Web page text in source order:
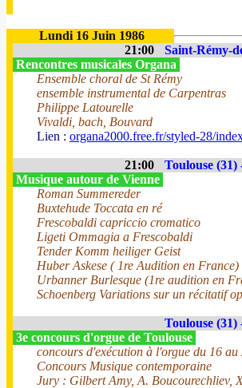
Lundi 16 Juin 1986
21:00
Saint-Rémy-
Rencontres musicales Organa
Ensemble choral de St Rémy
ensemble instrumental de Carpentras
Philippe Latourelle
Vivaldi, bach, Bouvard
Lien : organa2000.free.fr/styled-28/
21:00 Toulouse (31)
Musique autour de Vienne
Roman Summereder
Buxtehude Toccata en ré
Frescobaldi capriccio cromatico
Ligeti Ommagia a Frescobaldi
Tender Komm heiliger Geist
Huber Askese ( 1re Audition en France)
Urbanner Burlesque (1re audition en
Schoenberg Variations sur un récitatif
Toulouse (31)
3e concours d'orgue de Toulouse
concours d'exécution à l'orgue du 16 au
Concours Musique contemporaine
Jury : Gilbert Amy, A. Boucourechliev,